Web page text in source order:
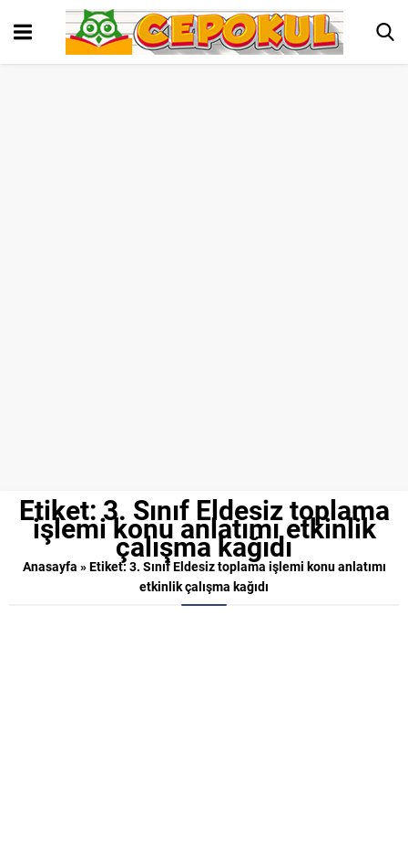
Etiket:3. Sınıf Eldesiz toplama
işlemi konu anlatımı etkinlik
çalışma kağıdı
Anasayfa »Etiket: 3. Sınıf Eldesiz toplama işlemi konu anlatımı
etkinlik çalışma kağıdı